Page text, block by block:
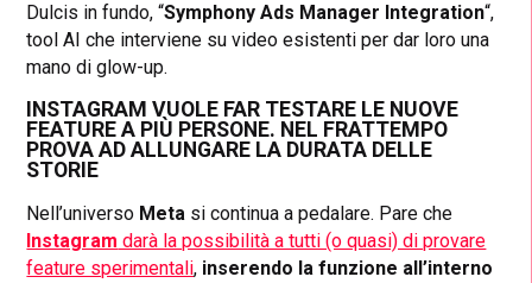
Dulcis in fundo, “Symphony Ads Manager Integration“,
tool AI che interviene su video esistenti per dar loro una
mano di glow-up.
INSTAGRAM VUOLE FAR TESTARE LE NUOVE
FEATURE A PIÙ PERSONE. NEL FRATTEMPO
PROVA AD ALLUNGARE LA DURATA DELLE
STORIE
Nell’universo Meta si continua a pedalare. Pare che
Instagram darà la possibilità a tutti (o quasi) di provare
feature sperimentali, inserendo la funzione all’interno